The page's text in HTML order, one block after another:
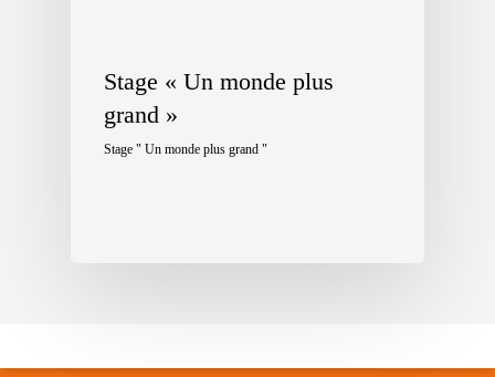
Stage « Un monde plus
grand »
Stage " Un monde plus grand "